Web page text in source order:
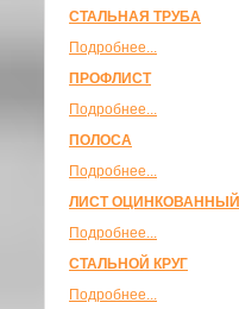
СТАЛЬНАЯ ТРУБА
Подробнее...
ПРОФЛИСТ
Подробнее...
ПОЛОСА
Подробнее...
ЛИСТ ОЦИНКОВАННЫЙ
Подробнее...
СТАЛЬНОЙ КРУГ
Подробнее...